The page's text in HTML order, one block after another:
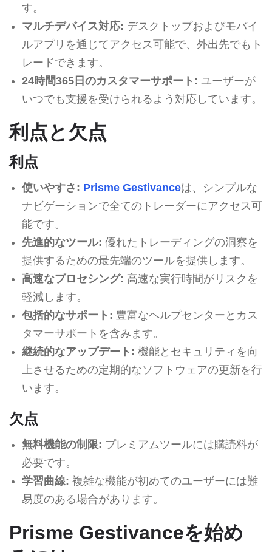
す。
マルチデバイス対応: デスクトップおよびモバイ
ルアプリを通じてアクセス可能で、外出先でもト
レードできます。
24時間365日のカスタマーサポート: ユーザーが
いつでも支援を受けられるよう対応しています。
利点と欠点
利点
使いやすさ: Prisme Gestivanceは、シンプルな
ナビゲーションで全てのトレーダーにアクセス可
能です。
先進的なツール: 優れたトレーディングの洞察を
提供するための最先端のツールを提供します。
高速なプロセシング: 高速な実行時間がリスクを
軽減します。
包括的なサポート: 豊富なヘルプセンターとカス
タマーサポートを含みます。
継続的なアップデート: 機能とセキュリティを向
上させるための定期的なソフトウェアの更新を行
います。
欠点
無料機能の制限: プレミアムツールには購読料が
必要です。
学習曲線: 複雑な機能が初めてのユーザーには難
易度のある場合があります。
Prisme Gestivanceを始め